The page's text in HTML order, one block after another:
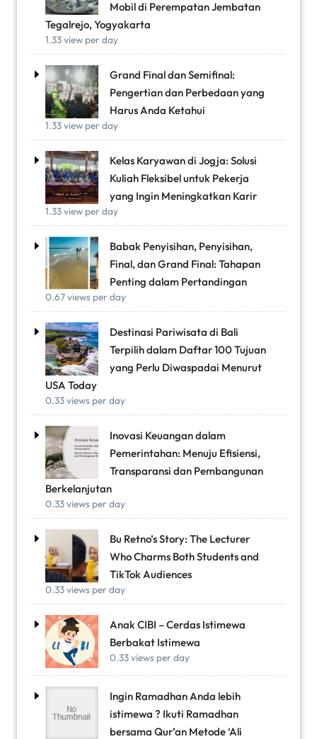
Mobil di Perempatan Jembatan
Tegalrejo, Yogyakarta
1.33 view per day
Grand Final dan Semifinal:
Pengertian dan Perbedaan yang
Harus Anda Ketahui
1.33 view per day
Kelas Karyawan di Jogja: Solusi
Kuliah Fleksibel untuk Pekerja
yang Ingin Meningkatkan Karir
1.33 view per day
Babak Penyisihan, Penyisihan,
Final, dan Grand Final: Tahapan
Penting dalam Pertandingan
0.67 views per day
Destinasi Pariwisata di Bali
Terpilih dalam Daftar 100 Tujuan
yang Perlu Diwaspadai Menurut
USA Today
0.33 views per day
Inovasi Keuangan dalam
Pemerintahan: Menuju Efisiensi,
Transparansi dan Pembangunan
Berkelanjutan
0.33 views per day
Bu Retno’s Story: The Lecturer
Who Charms Both Students and
TikTok Audiences
0.33 views per day
Anak CIBI – Cerdas Istimewa
Berbakat Istimewa
0.33 views per day
Ingin Ramadhan Anda lebih
istimewa ? Ikuti Ramadhan
bersama Qur’an Metode ‘Ali